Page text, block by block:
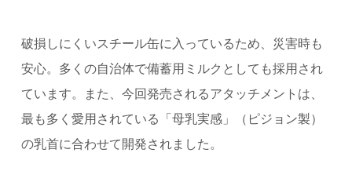
破損しにくいスチール缶に入っているため、災害時も
安心。多くの自治体で備蓄用ミルクとしても採用され
ています。また、今回発売されるアタッチメントは、
最も多く愛用されている「母乳実感」（ピジョン製）
の乳首に合わせて開発されました。